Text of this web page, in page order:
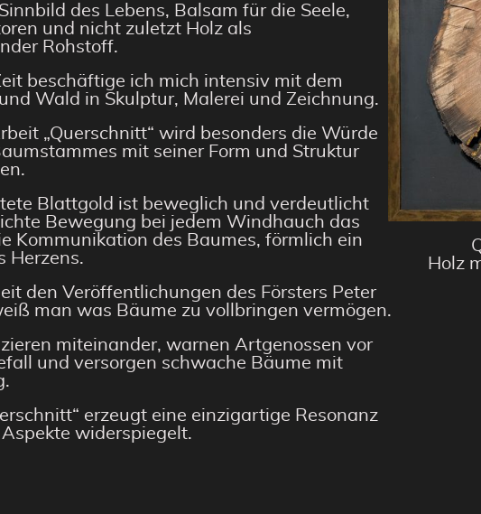
des Lebens, Balsam für die Seele,
und nicht zuletzt Holz als
Rohstoff.
beschäftige ich mich intensiv mit dem
Wald in Skulptur, Malerei und Zeichnung.
„Querschnitt“ wird besonders die Würde
mit seiner Form und Struktur
Blattgold ist beweglich und verdeutlicht
Bewegung bei jedem Windhauch das
Kommunikation des Baumes, förmlich ein
Herzens.
den Veröffentlichungen des Försters Peter
man was Bäume zu vollbringen vermögen.
miteinander, warnen Artgenossen vor
und versorgen schwache Bäume mit
erzeugt eine einzigartige Resonanz
widerspiegelt.
Holz